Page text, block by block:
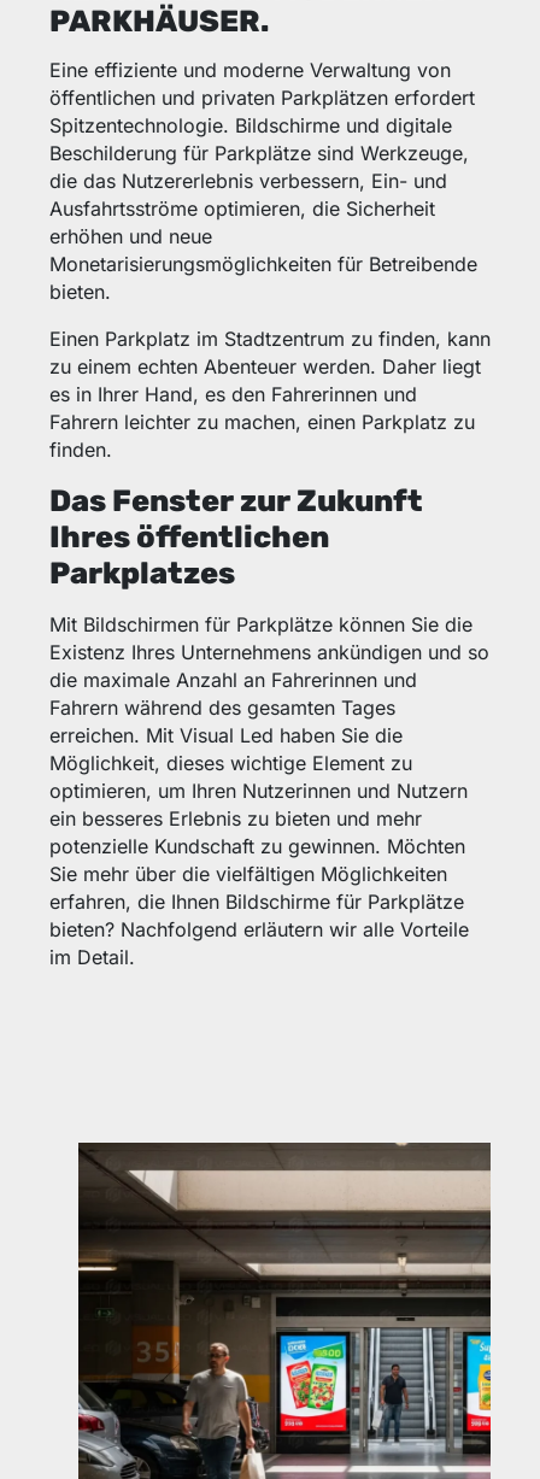
PARKHÄUSER.
Eine effiziente und moderne Verwaltung von
öffentlichen und privaten Parkplätzen erfordert
Spitzentechnologie. Bildschirme und digitale
Beschilderung für Parkplätze sind Werkzeuge,
die das Nutzererlebnis verbessern, Ein- und
Ausfahrtsströme optimieren, die Sicherheit
erhöhen und neue
Monetarisierungsmöglichkeiten für Betreibende
bieten.
Einen Parkplatz im Stadtzentrum zu finden, kann
zu einem echten Abenteuer werden. Daher liegt
es in Ihrer Hand, es den Fahrerinnen und
Fahrern leichter zu machen, einen Parkplatz zu
finden.
Das Fenster zur Zukunft
Ihres öffentlichen
Parkplatzes
Mit Bildschirmen für Parkplätze können Sie die
Existenz Ihres Unternehmens ankündigen und so
die maximale Anzahl an Fahrerinnen und
Fahrern während des gesamten Tages
erreichen. Mit Visual Led haben Sie die
Möglichkeit, dieses wichtige Element zu
optimieren, um Ihren Nutzerinnen und Nutzern
ein besseres Erlebnis zu bieten und mehr
potenzielle Kundschaft zu gewinnen. Möchten
Sie mehr über die vielfältigen Möglichkeiten
erfahren, die Ihnen Bildschirme für Parkplätze
bieten? Nachfolgend erläutern wir alle Vorteile
im Detail.